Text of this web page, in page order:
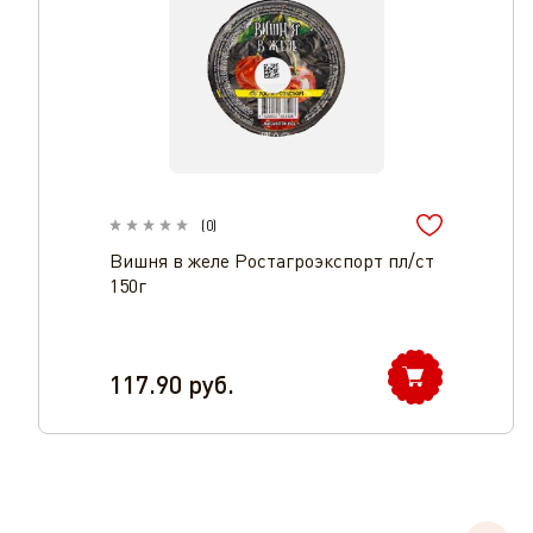
(0)
Вишня в желе Ростагроэкспорт пл/ст
150г
117.90 руб.